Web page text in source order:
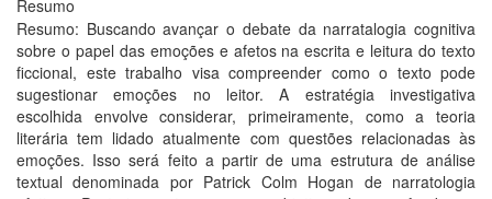
Resumo
Resumo: Buscando avançar o debate da narratalogia cognitiva
sobre o papel das emoções e afetos na escrita e leitura do texto
ficcional, este trabalho visa compreender como o texto pode
sugestionar emoções no leitor. A estratégia investigativa
escolhida envolve considerar, primeiramente, como a teoria
literária tem lidado atualmente com questões relacionadas às
emoções. Isso será feito a partir de uma estrutura de análise
textual denominada por Patrick Colm Hogan de narratologia